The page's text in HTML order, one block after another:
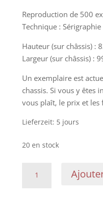
Reproduction de 500
Technique :
Hauteur (sur châssis) :
Largeur (sur châssis) :
Un exemplaire est
chassis. Si vous y êtes
vous plaît, le prix et les
Lieferzeit: 5 jours
20 en stock